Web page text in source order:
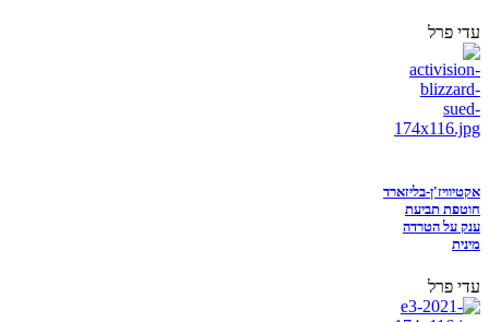
עדי פרל
אקטיוויז'ן-בליזארד
חוטפת תביעת
ענק על הטרדה
מינית
עדי פרל